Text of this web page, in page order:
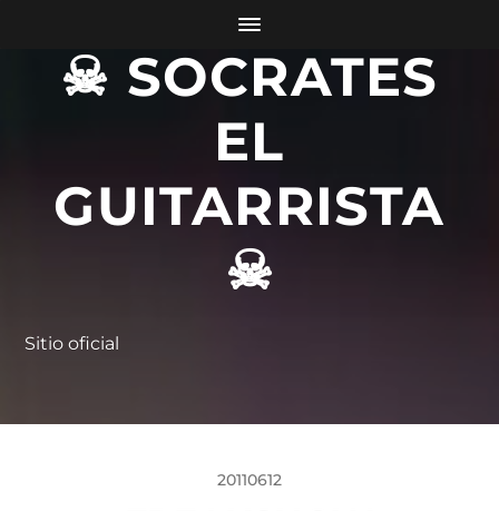
☠ SOCRATES
EL
GUITARRISTA
☠
Sitio oficial
20110612